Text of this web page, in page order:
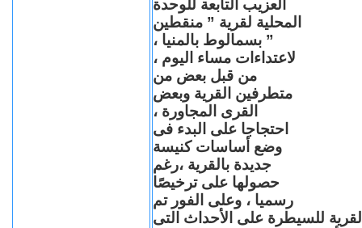
العزيب التابعة للوحدة
المحلية لقرية ” منقطين
” بسمالوط بالمنيا ،
لاعتداءات مساء اليوم ،
من قبل بعض من
متطرفين القرية وبعض
القرى المجاورة ،
احتجاجا على البدء فى
وضع أساسات كنيسة
جديدة بالقرية ،رغم
حصولها على ترخيصًا
رسميا ، وعلى الفور تم
للسيطرة على الأحداث التى